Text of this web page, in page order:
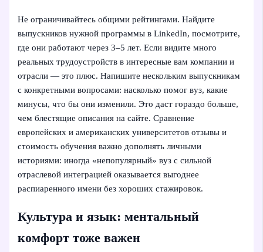
Не ограничивайтесь общими рейтингами. Найдите
выпускников нужной программы в LinkedIn, посмотрите,
где они работают через 3–5 лет. Если видите много
реальных трудоустройств в интересные вам компании и
отрасли — это плюс. Напишите нескольким выпускникам
с конкретными вопросами: насколько помог вуз, какие
минусы, что бы они изменили. Это даст гораздо больше,
чем блестящие описания на сайте. Сравнение
европейских и американских университетов отзывы и
стоимость обучения важно дополнять личными
историями: иногда «непопулярный» вуз с сильной
отраслевой интеграцией оказывается выгоднее
распиаренного имени без хороших стажировок.
Культура и язык: ментальный
комфорт тоже важен